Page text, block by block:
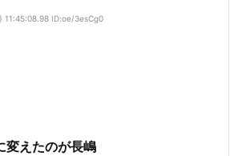
11:45:08.98 ID:oe/3esCg0
変えたのが長嶋